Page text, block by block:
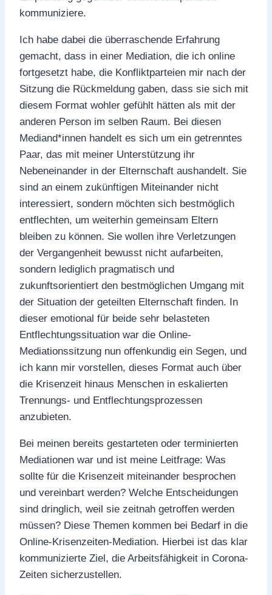
kommuniziere.
Ich habe dabei die überraschende Erfahrung
gemacht, dass in einer Mediation, die ich online
fortgesetzt habe, die Konfliktparteien mir nach der
Sitzung die Rückmeldung gaben, dass sie sich mit
diesem Format wohler gefühlt hätten als mit der
anderen Person im selben Raum. Bei diesen
Mediand*innen handelt es sich um ein getrenntes
Paar, das mit meiner Unterstützung ihr
Nebeneinander in der Elternschaft aushandelt. Sie
sind an einem zukünftigen Miteinander nicht
interessiert, sondern möchten sich bestmöglich
entflechten, um weiterhin gemeinsam Eltern
bleiben zu können. Sie wollen ihre Verletzungen
der Vergangenheit bewusst nicht aufarbeiten,
sondern lediglich pragmatisch und
zukunftsorientiert den bestmöglichen Umgang mit
der Situation der geteilten Elternschaft finden. In
dieser emotional für beide sehr belasteten
Entflechtungssituation war die Online-
Mediationssitzung nun offenkundig ein Segen, und
ich kann mir vorstellen, dieses Format auch über
die Krisenzeit hinaus Menschen in eskalierten
Trennungs- und Entflechtungsprozessen
anzubieten.
Bei meinen bereits gestarteten oder terminierten
Mediationen war und ist meine Leitfrage: Was
sollte für die Krisenzeit miteinander besprochen
und vereinbart werden? Welche Entscheidungen
sind dringlich, weil sie zeitnah getroffen werden
müssen? Diese Themen kommen bei Bedarf in die
Online-Krisenzeiten-Mediation. Hierbei ist das klar
kommunizierte Ziel, die Arbeitsfähigkeit in Corona-
Zeiten sicherzustellen.